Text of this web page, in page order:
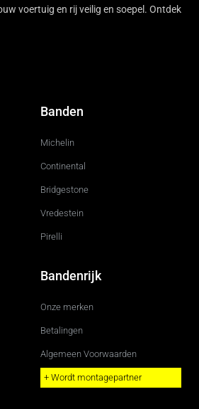
voertuig en rij veilig en soepel. Ontdek
Banden
Michelin
Continental
Bridgestone
Vredestein
Pirelli
Bandenrijk
Onze merken
Betalingen
Algemeen Voorwaarden
+ Wordt montagepartner